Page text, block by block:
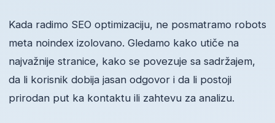
Kada radimo SEO optimizaciju, ne posmatramo robots
meta noindex izolovano. Gledamo kako utiče na
najvažnije stranice, kako se povezuje sa sadržajem,
da li korisnik dobija jasan odgovor i da li postoji
prirodan put ka kontaktu ili zahtevu za analizu.